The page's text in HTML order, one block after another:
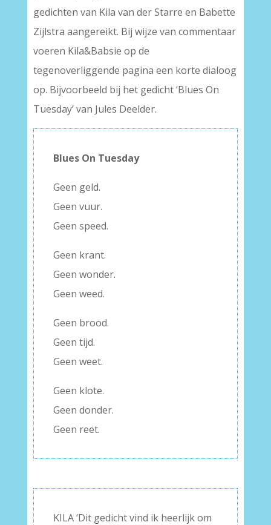
gedichten van Kila van der Starre en Babette
Zijlstra aangereikt. Bij wijze van commentaar
voeren Kila&Babsie op de
tegenoverliggende pagina een korte dialoog
op. Bijvoorbeeld bij het gedicht ‘Blues On
Tuesday’ van Jules Deelder.
Blues On Tuesday
Geen geld.
Geen vuur.
Geen speed.
Geen krant.
Geen wonder.
Geen weed.
Geen brood.
Geen tijd.
Geen weet.
Geen klote.
Geen donder.
Geen reet.
KILA ‘Dit gedicht vind ik heerlijk om